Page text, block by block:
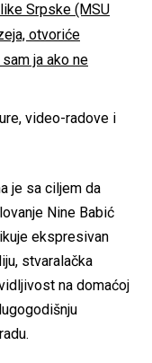
Srpske (MSU
otvoriće
ja ako ne
video-radove i
je sa ciljem da
Nine Babić
ekspresivan
stvaralačka
na domaćoj